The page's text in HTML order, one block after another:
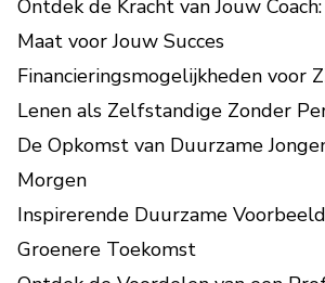
Ontdek de Kracht van Jouw
Maat voor Jouw Succes
Financieringsmogelijkheden voor
Lenen als Zelfstandige Zonder
De Opkomst van Duurzame
Morgen
Inspirerende Duurzame
Groenere Toekomst